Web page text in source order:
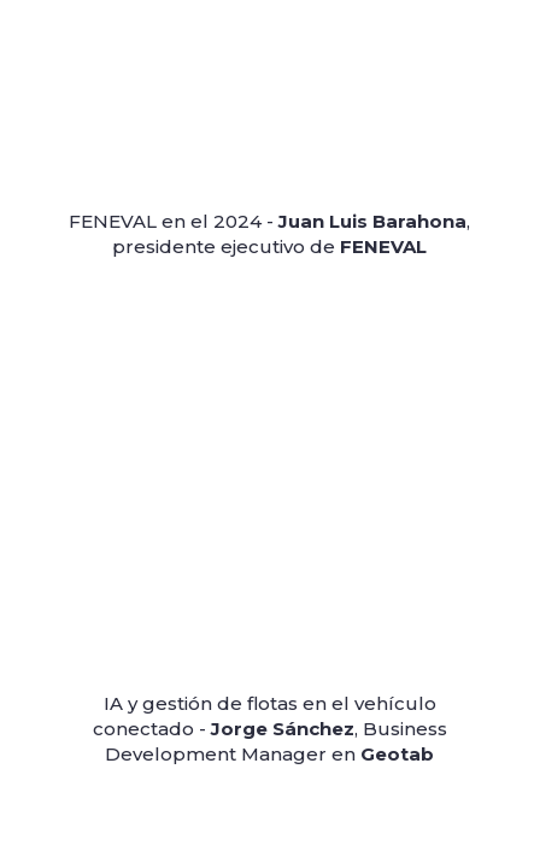
FENEVAL en el 2024 -Juan Luis Barahona,
presidente ejecutivo de FENEVAL
IA y gestión de flotas en el vehículo
conectado -Jorge Sánchez, Business
Development Manager en Geotab